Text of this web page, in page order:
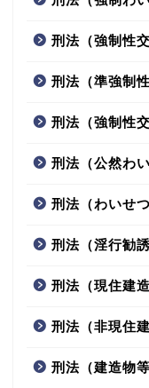
刑法（強制性交
刑法（準強制
刑法（強制性
刑法（公然わ
刑法（わいせ
刑法（淫行勧誘
刑法（現住建
刑法（非現住
刑法（建造物